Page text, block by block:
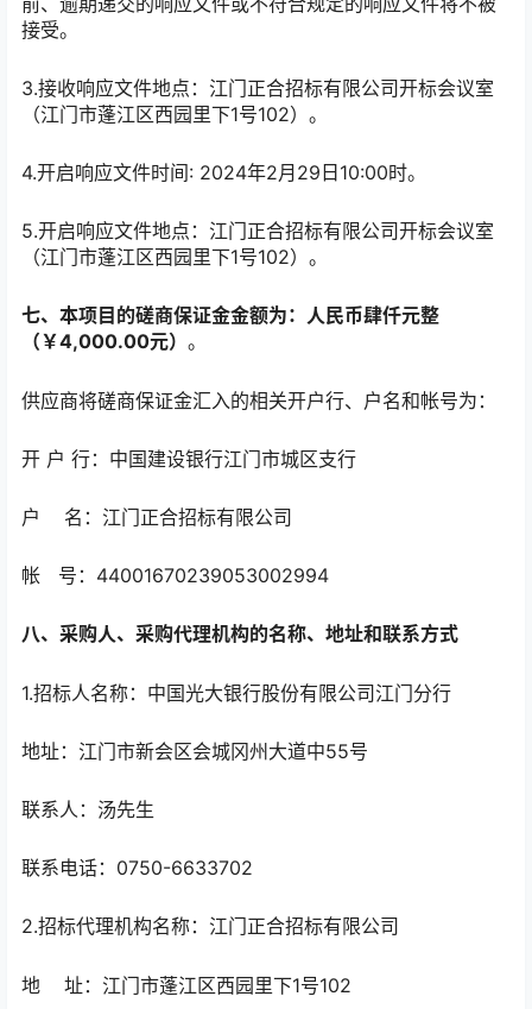
接受。
3.接收响应文件地点：江门正合招标有限公司开标会议室
（江门市蓬江区西园里下1号102）。
4.开启响应文件时间: 2024年2月29日10:00时。
5.开启响应文件地点：江门正合招标有限公司开标会议室
（江门市蓬江区西园里下1号102）。
七、本项目的磋商保证金金额为： 人民币肆仟元整
（￥4,000.00元） 。
供应商将磋商保证金汇入的相关开户行、户名和帐号为：
开 户 行：中国建设银行江门市城区支行
户 名：江门正合招标有限公司
帐 号：44001670239053002994
八、采购人、采购代理机构的名称、地址和联系方式
1.招标人名称：中国光大银行股份有限公司江门分行
地址：江门市新会区会城冈州大道中55号
联系人：汤先生
联系电话：0750-6633702
2.招标代理机构名称：江门正合招标有限公司
地 址：江门市蓬江区西园里下1号102